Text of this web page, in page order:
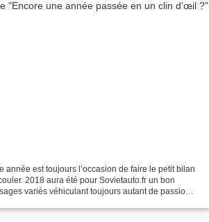
année est toujours l’occasion de faire le petit bilan
2018 aura été pour Sovietauto.fr un bon
variés véhiculant toujours autant de passion